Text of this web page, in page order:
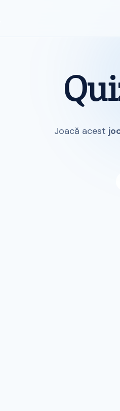
Joacă acest